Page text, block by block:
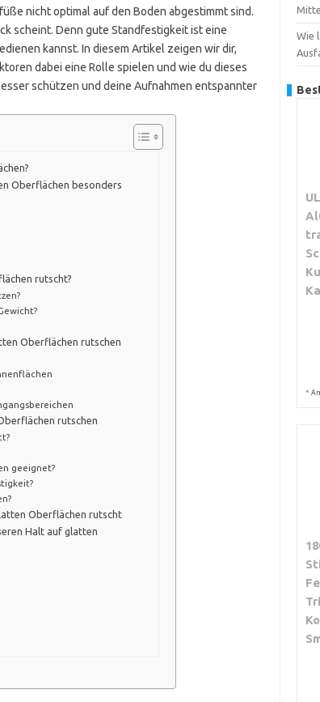
nicht optimal auf den Boden abgestimmt sind.
scheint. Denn gute Standfestigkeit ist eine
kannst. In diesem Artikel zeigen wir dir,
dabei eine Rolle spielen und wie du dieses
schützen und deine Aufnahmen entspannter
Oberflächen besonders
rutscht?
Oberflächen rutschen
rutschen
geeignet?
Oberflächen rutscht
Halt auf glatten
Wie
*